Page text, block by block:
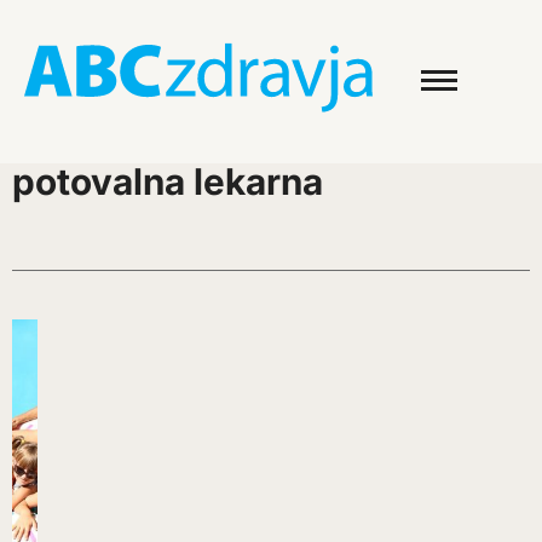
potovalna lekarna